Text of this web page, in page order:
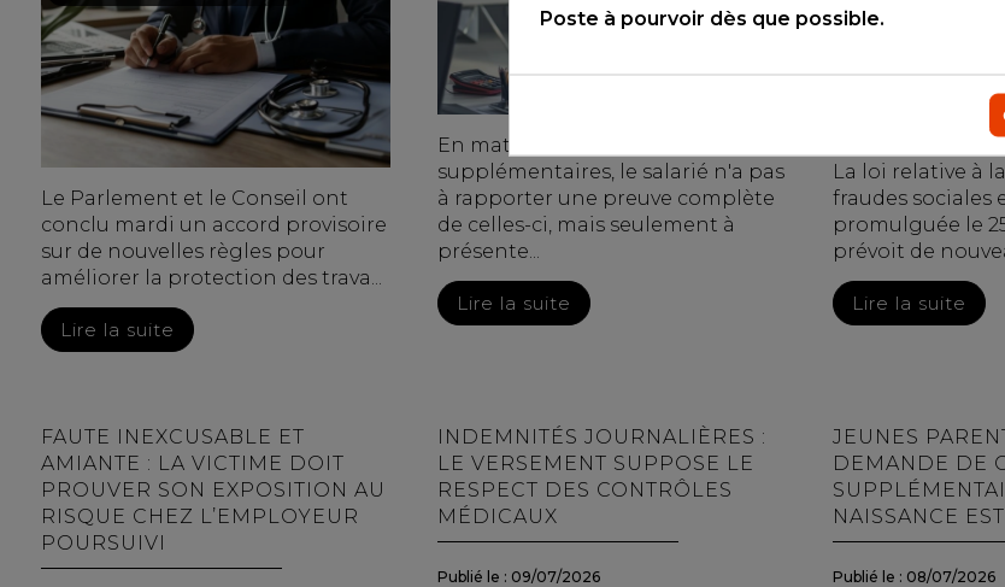
Le Parlement et le Conseil ont
conclu mardi un accord provisoire
sur de nouvelles règles pour
améliorer la protection des trava...
Lire la suite
En matière d'heures
supplémentaires, le salarié n'a pas
à rapporter une preuve complète
de celles-ci, mais seulement à
présente...
Lire la suite
La loi relative à
fraudes sociales
promulguée le
prévoit de
Lire la suite
FAUTE INEXCUSABLE ET
AMIANTE : LA VICTIME DOIT
PROUVER SON EXPOSITION AU
RISQUE CHEZ L’EMPLOYEUR
POURSUIVI
INDEMNITÉS JOURNALIÈRES :
LE VERSEMENT SUPPOSE LE
RESPECT DES CONTRÔLES
MÉDICAUX
Publié le : 09/07/2026
JEUNES
DEMANDE DE
NAISSANCE
Publié le : 08/07/2026
Poste à pourvoir dès que possible.